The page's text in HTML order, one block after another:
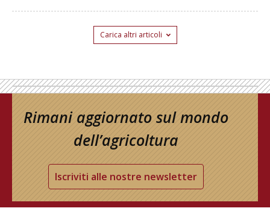
Carica altri articoli
Rimani aggiornato sul mondo
dell’agricoltura
Iscriviti alle nostre newsletter